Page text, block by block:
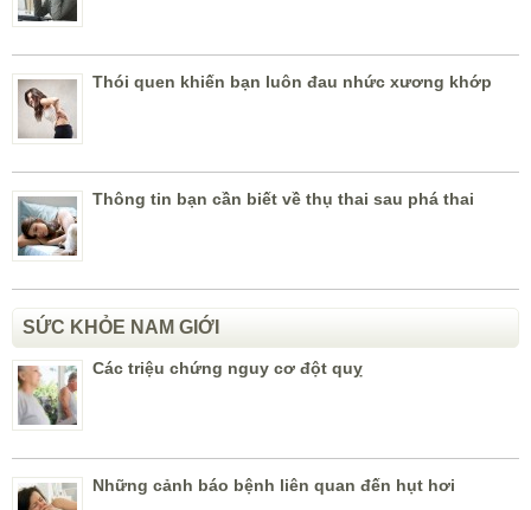
Thói quen khiến bạn luôn đau nhức xương khớp
Thông tin bạn cần biết về thụ thai sau phá thai
SỨC KHỎE NAM GIỚI
Các triệu chứng nguy cơ đột quỵ
Những cảnh báo bệnh liên quan đến hụt hơi